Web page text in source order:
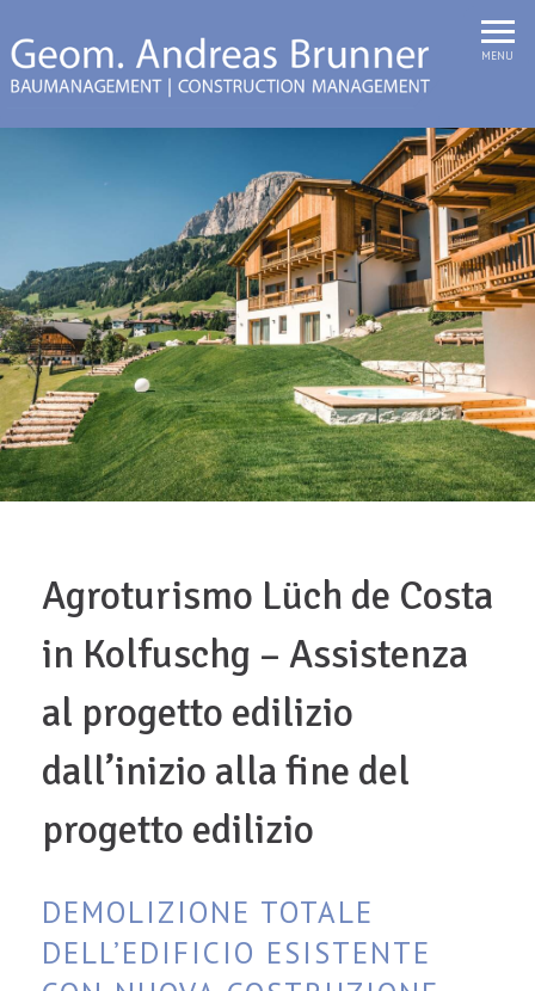
Agroturismo Lüch de Costa
in Kolfuschg – Assistenza
al progetto edilizio
dall’inizio alla fine del
progetto edilizio
DEMOLIZIONE TOTALE
DELL’EDIFICIO ESISTENTE